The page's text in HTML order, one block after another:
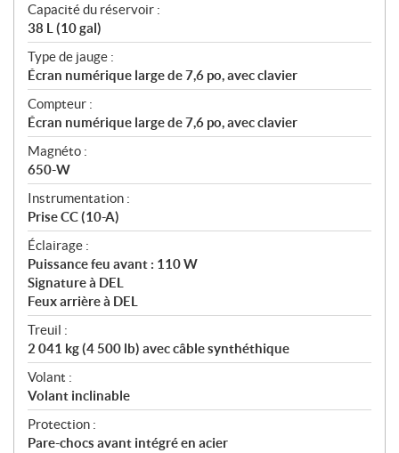
Capacité du réservoir :
38 L (10 gal)
Type de jauge :
Écran numérique large de 7,6 po, avec clavier
Compteur :
Écran numérique large de 7,6 po, avec clavier
Magnéto :
650-W
Instrumentation :
Prise CC (10-A)
Éclairage :
Puissance feu avant : 110 W
Signature à DEL
Feux arrière à DEL
Treuil :
2 041 kg (4 500 lb) avec câble synthéthique
Volant :
Volant inclinable
Protection :
Pare-chocs avant intégré en acier